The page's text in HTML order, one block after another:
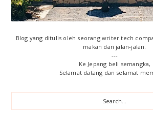
d
e
r
Blog yang ditulis oleh seorang writer tech
makan dan jalan-jalan.
---
Ke Jepang beli semangka,
Selamat datang dan selamat
S
a